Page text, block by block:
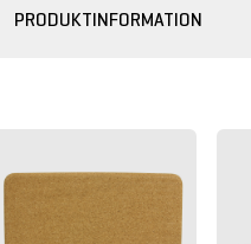
PRODUKTINFORMATION